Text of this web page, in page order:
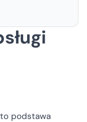
to podstawa